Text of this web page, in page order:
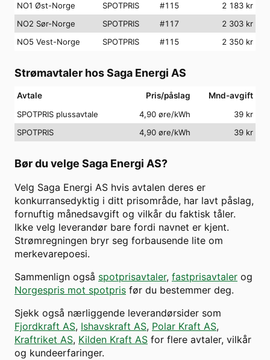
NO1 Øst-Norge
SPOTPRIS #115 2 183 kr
NO2 Sør-Norge
SPOTPRIS #117 2 303 kr
NO5 Vest-Norge
SPOTPRIS #115 2 350 kr
Strømavtaler hosSaga Energi AS
Avtale Pris/påslag
Mnd-avgift
SPOTPRIS plussavtale
4,90 øre/kWh 39 kr
SPOTPRIS
4,90 øre/kWh 39 kr
Bør du velge Saga Energi AS?
Velg Saga Energi AS hvis avtalen deres er
konkurransedyktig i ditt prisområde, har lavt påslag,
fornuftig månedsavgift og vilkår du faktisk tåler.
Ikke velg leverandør bare fordi navnet er kjent.
Strømregningen bryr seg forbausende lite om
merkevarepoesi.
Sammenlign også spotprisavtaler, fastprisavtaler og
Norgespris mot spotpris før du bestemmer deg.
Sjekk også nærliggende leverandørsider som
Fjordkraft AS, Ishavskraft AS, Polar Kraft AS,
Kraftriket AS, Kilden Kraft AS for flere avtaler, vilkår
og kundeerfaringer.